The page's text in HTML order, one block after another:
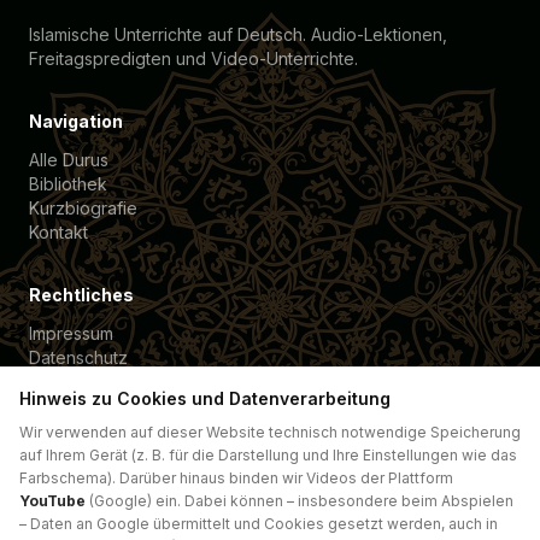
Islamische Unterrichte auf Deutsch. Audio-Lektionen,
Freitagspredigten und Video-Unterrichte.
Navigation
Alle Durus
Bibliothek
Kurzbiografie
Kontakt
Rechtliches
Impressum
Datenschutz
Spende für
Förderverein Güte e.V. →
Spende für
VMH Heidelberg →
Hinweis zu Cookies und Datenverarbeitung
Wir verwenden auf dieser Website technisch notwendige Speicherung
auf Ihrem Gerät (z. B. für die Darstellung und Ihre Einstellungen wie das
Farbschema). Darüber hinaus binden wir Videos der Plattform
YouTube (Google) ein. Dabei können – insbesondere beim Abspielen
– Daten an Google übermittelt und Cookies gesetzt werden, auch in